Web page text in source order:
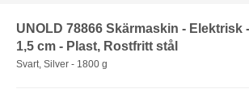
UNOLD 78866 Skärmaskin - Elektrisk
1,5 cm - Plast, Rostfritt stål
Svart, Silver - 1800 g